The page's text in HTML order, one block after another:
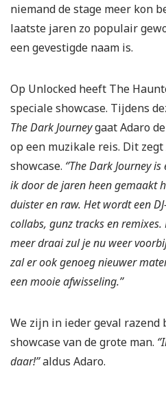
niemand de stage meer kon
laatste jaren zo populair
een gevestigde naam is.
Op Unlocked heeft The
speciale showcase. Tijdens
The Dark Journeygaat Adaro
op een muzikale reis. Dit
showcase. ‘’The Dark Journey
ik door de jaren heen gemaakt
duister en raw. Het wordt een
collabs, gunz tracks en
meer draai zul je nu weer
zal er ook genoeg nieuwer
een mooie afwisseling.’’
We zijn in ieder geval
showcase van de grote man.
daar!’’aldus Adaro.